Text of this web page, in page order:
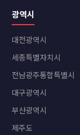
광역시
대전광역시
세종특별자치시
전남광주통합특별시
대구광역시
부산광역시
제주도